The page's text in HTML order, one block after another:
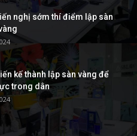
nghị sớm thí điểm lập sàn
kế thành lập sàn vàng để
trong dân